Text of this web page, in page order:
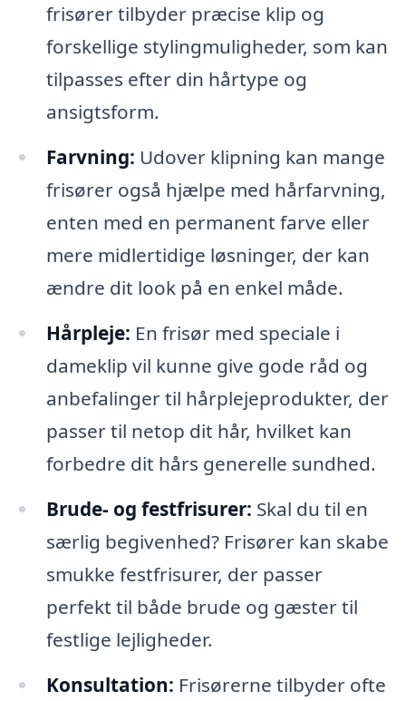
frisører tilbyder præcise klip og
forskellige stylingmuligheder, som kan
tilpasses efter din hårtype og
ansigtsform.
Farvning: Udover klipning kan mange
frisører også hjælpe med hårfarvning,
enten med en permanent farve eller
mere midlertidige løsninger, der kan
ændre dit look på en enkel måde.
Hårpleje: En frisør med speciale i
dameklip vil kunne give gode råd og
anbefalinger til hårplejeprodukter, der
passer til netop dit hår, hvilket kan
forbedre dit hårs generelle sundhed.
Brude- og festfrisurer: Skal du til en
særlig begivenhed? Frisører kan skabe
smukke festfrisurer, der passer
perfekt til både brude og gæster til
festlige lejligheder.
Konsultation: Frisørerne tilbyder ofte